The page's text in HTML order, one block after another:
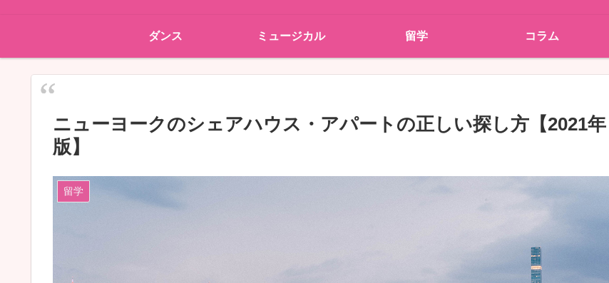
ダンス ミュージカル 留学 コラム
ニューヨークのシェアハウス・アパートの正しい探し方【2021年
版】
留学